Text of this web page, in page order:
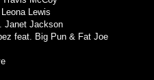
Lewis
Janet Jackson
feat. Big Pun & Fat Joe